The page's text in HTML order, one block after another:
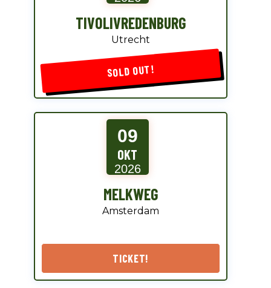
TIVOLIVREDENBURG
Utrecht
SOLD OUT!
09
OKT
2026
MELKWEG
Amsterdam
TICKET!